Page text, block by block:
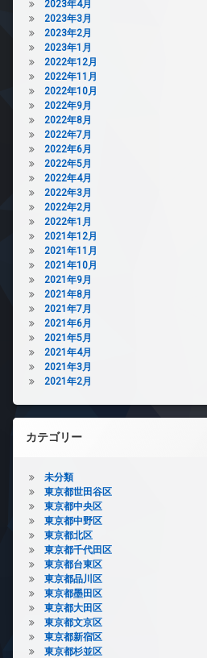
2023年4月
2023年3月
2023年2月
2023年1月
2022年12月
2022年11月
2022年10月
2022年9月
2022年8月
2022年7月
2022年6月
2022年5月
2022年4月
2022年3月
2022年2月
2022年1月
2021年12月
2021年11月
2021年10月
2021年9月
2021年8月
2021年7月
2021年6月
2021年5月
2021年4月
2021年3月
2021年2月
カテゴリー
未分類
東京都世田谷区
東京都中央区
東京都中野区
東京都北区
東京都千代田区
東京都台東区
東京都品川区
東京都墨田区
東京都大田区
東京都文京区
東京都新宿区
東京都杉並区